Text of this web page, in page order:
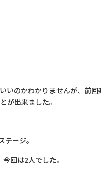
いのかわかりませんが、前回
が出来ました。
ージ。
回は2人でした。